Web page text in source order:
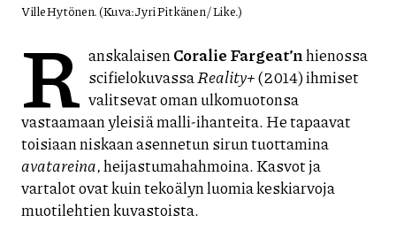
Ville Hytönen. (Kuva: Jyri Pitkänen / Like.)
R anskalaisenCoralie Fargeat’nhienossa
scifielokuvassaReality+(2014) ihmiset
valitsevat oman ulkomuotonsa
vastaamaan yleisiä malli-ihanteita. He tapaavat
toisiaan niskaan asennetun sirun tuottamina
avatareina, heijastumahahmoina. Kasvot ja
vartalot ovat kuin tekoälyn luomia keskiarvoja
muotilehtien kuvastoista.